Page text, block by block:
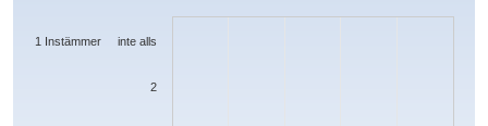
The chart has 1 X axis displaying categories.
2
1 Instämmer inte alls